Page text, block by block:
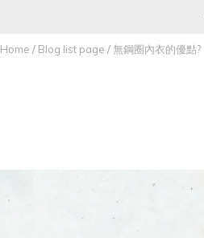
Home / Blog list page /無鋼圈內衣的優點?